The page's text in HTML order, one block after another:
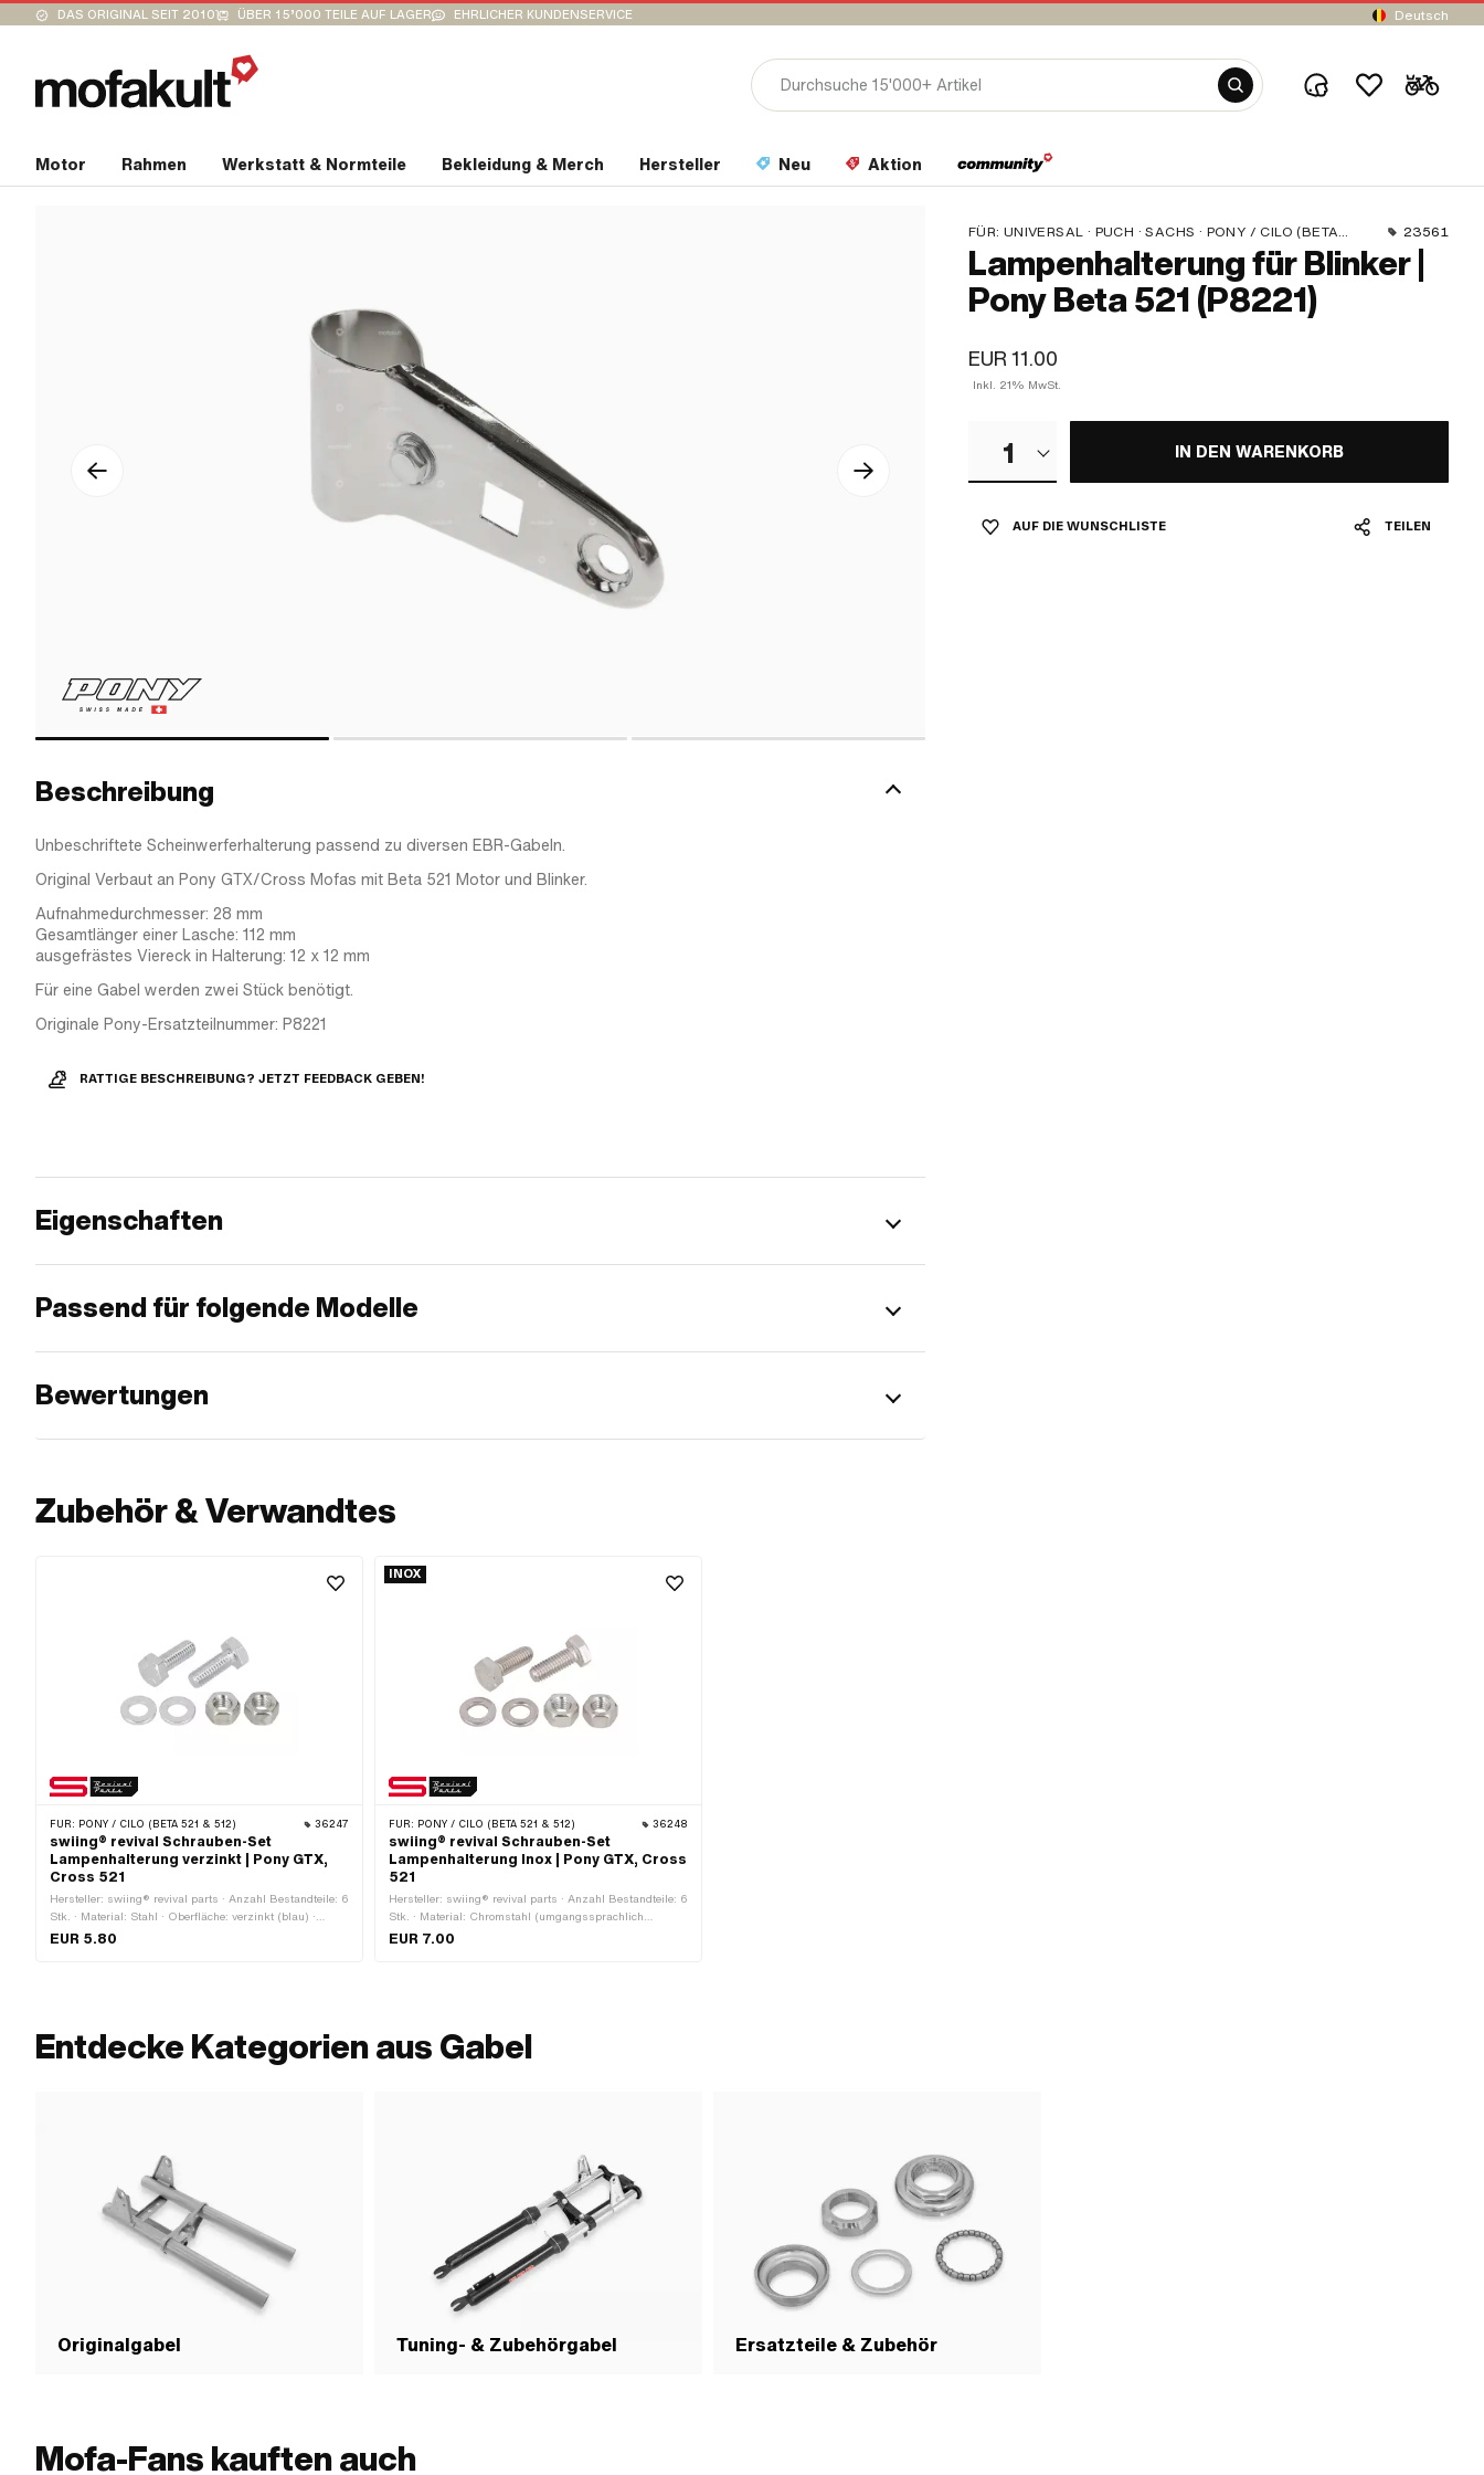
DAS ORIGINAL SEIT 2010 ÜBER 15’000 TEILE AUF LAGER EHRLICHER KUNDENSERVICE Deutsch
Motor Rahmen Werkstatt & Normteile Bekleidung & Merch Hersteller Neu Aktion
FÜR: UNIVERSAL · PUCH · SACHS · PONY / CILO (BETA 521 & 512) · PIAGGIO · ZÜNDAPP BELMONDO · TOMOS 23561
Lampenhalterung für Blinker |
Pony Beta 521 (P8221)
EUR 11.00
Inkl. 21% MwSt.
1 IN DEN WARENKORB
AUF DIE WUNSCHLISTE TEILEN
Beschreibung
Unbeschriftete Scheinwerferhalterung passend zu diversen EBR-Gabeln.
Original Verbaut an Pony GTX/Cross Mofas mit Beta 521 Motor und Blinker.
Aufnahmedurchmesser: 28 mm
Gesamtlänger einer Lasche: 112 mm
ausgefrästes Viereck in Halterung: 12 x 12 mm
Für eine Gabel werden zwei Stück benötigt.
Originale Pony-Ersatzteilnummer: P8221
RATTIGE BESCHREIBUNG? JETZT FEEDBACK GEBEN!
Eigenschaften
Passend für folgende Modelle
Bewertungen
Zubehör & Verwandtes
FÜR: PONY / CILO (BETA 521 & 512) 36247
swiing® revival Schrauben-Set
Lampenhalterung verzinkt | Pony GTX,
Cross 521
Hersteller: swiing® revival parts · Anzahl Bestandteile: 6
Stk. · Material: Stahl · Oberfläche: verzinkt (blau) ·
Antrieb: Aussensechskant · Gewindeart: M6x1
EUR 5.80
INOX
FÜR: PONY / CILO (BETA 521 & 512) 36248
swiing® revival Schrauben-Set
Lampenhalterung Inox | Pony GTX, Cross
521
Hersteller: swiing® revival parts · Anzahl Bestandteile: 6
Stk. · Material: Chromstahl (umgangssprachlich
bekannt als Nirosta) · Material: Stahl · Oberfläche:
EUR 7.00
Entdecke Kategorien aus Gabel
Originalgabel Tuning- & Zubehörgabel Ersatzteile & Zubehör
Mofa-Fans kauften auch